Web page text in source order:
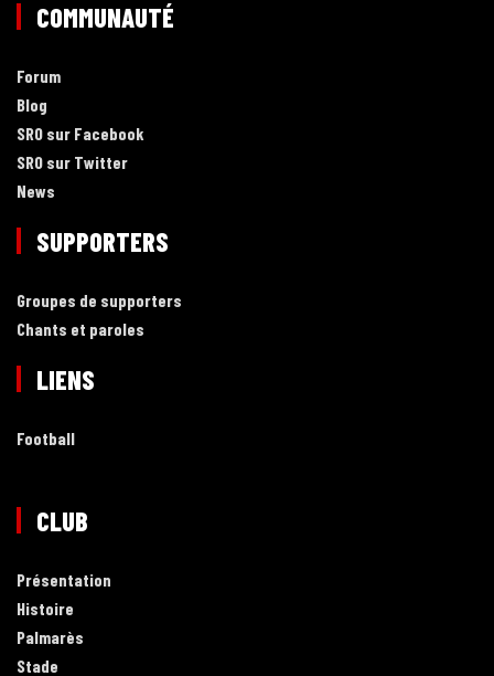
COMMUNAUTÉ
Forum
Blog
SRO sur Facebook
SRO sur Twitter
News
SUPPORTERS
Groupes de supporters
Chants et paroles
LIENS
Football
CLUB
Présentation
Histoire
Palmarès
Stade